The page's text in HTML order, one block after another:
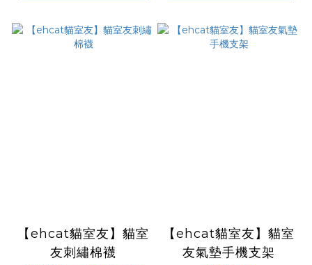
【ehcat貓室友】貓室
友刺繡棉襪
【ehcat貓室友】貓室
友氣墊手機支架